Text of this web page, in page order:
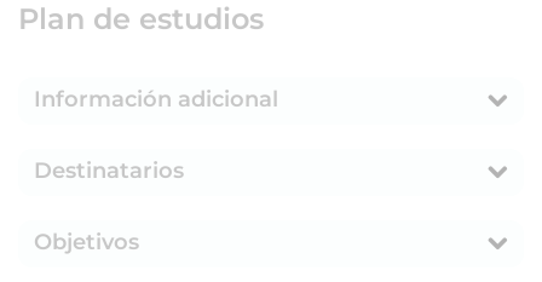
Plan de estudios
Información adicional
Destinatarios
Objetivos